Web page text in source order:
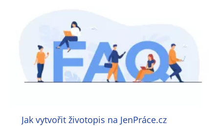
Jak vytvořit životopis na JenPráce.cz